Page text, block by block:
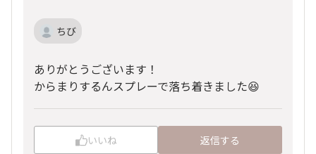
ちび
ありがとうございます！
からまりするんスプレーで落ち着きました😆
いいね 返信する